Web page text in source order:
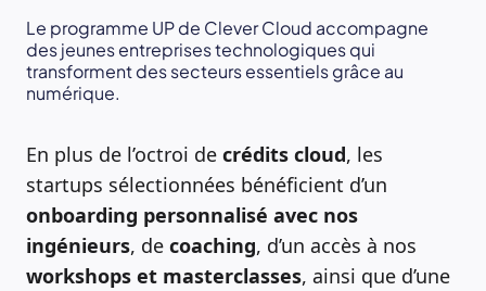
Le programme UP de Clever Cloud accompagne
des jeunes entreprises technologiques qui
transforment des secteurs essentiels grâce au
numérique.
En plus de l’octroi de crédits cloud, les
startups sélectionnées bénéficient d’un
onboarding personnalisé avec nos
ingénieurs, de coaching, d’un accès à nos
workshops et masterclasses, ainsi que d’une